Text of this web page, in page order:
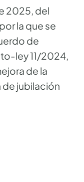
2025, del
la que se
de
ley 11/2024,
de la
jubilación